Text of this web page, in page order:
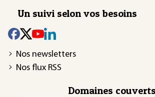
Un suivi selon vos besoins
Nos newsletters
Nos flux RSS
Domaines couverts